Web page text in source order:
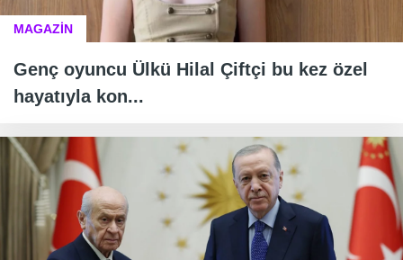
MAGAZİN
Genç oyuncu Ülkü Hilal Çiftçi bu kez özel
hayatıyla kon...